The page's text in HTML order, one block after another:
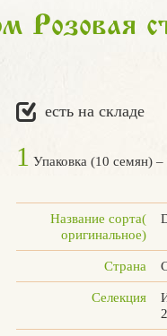
Розовая
есть на складе
1 Упаковка (10 семян) –
Название сорта(
оригинальное)
Страна
Селекция